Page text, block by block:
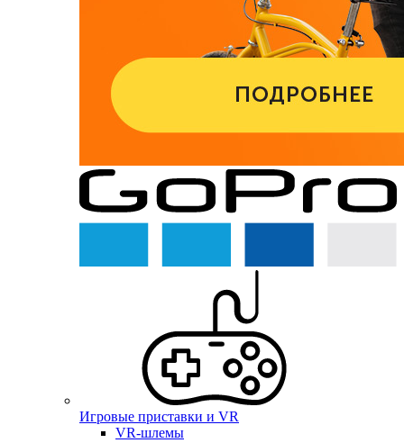
Игровые приставки и VR
VR-шлемы